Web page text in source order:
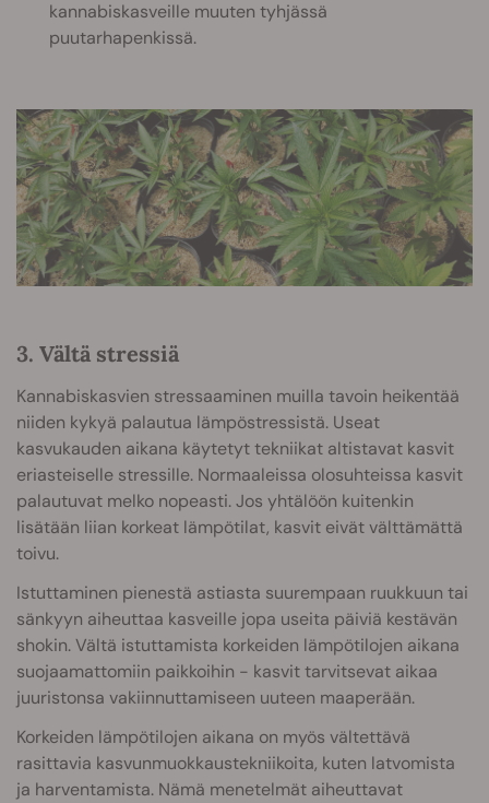
kannabiskasveille muuten tyhjässä
puutarhapenkissä.
3. Vältä stressiä
Kannabiskasvien stressaaminen muilla tavoin heikentää
niiden kykyä palautua lämpöstressistä. Useat
kasvukauden aikana käytetyt tekniikat altistavat kasvit
eriasteiselle stressille. Normaaleissa olosuhteissa kasvit
palautuvat melko nopeasti. Jos yhtälöön kuitenkin
lisätään liian korkeat lämpötilat, kasvit eivät välttämättä
toivu.
Istuttaminen pienestä astiasta suurempaan ruukkuun tai
sänkyyn aiheuttaa kasveille jopa useita päiviä kestävän
shokin. Vältä istuttamista korkeiden lämpötilojen aikana
suojaamattomiin paikkoihin - kasvit tarvitsevat aikaa
juuristonsa vakiinnuttamiseen uuteen maaperään.
Korkeiden lämpötilojen aikana on myös vältettävä
rasittavia kasvunmuokkaustekniikoita, kuten latvomista
ja harventamista. Nämä menetelmät aiheuttavat